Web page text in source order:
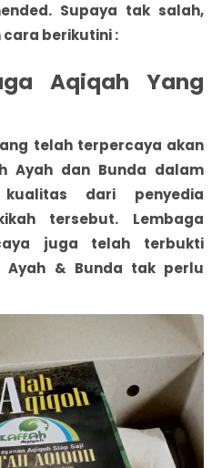
Supaya tak salah,
berikutini :
Aqiqah Yang
telah terpercaya akan
Ayah dan Bunda dalam
kualitas dari penyedia
tersebut. Lembaga
juga telah terbukti
Ayah & Bunda tak perlu